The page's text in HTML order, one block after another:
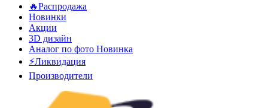
🔥Распродажа
Новинки
Акции
3D дизайн
Аналог по фото Новинка
⚡Ликвидация
Производители